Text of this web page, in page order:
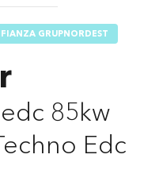
GRUPNORDEST
85kw
Edc